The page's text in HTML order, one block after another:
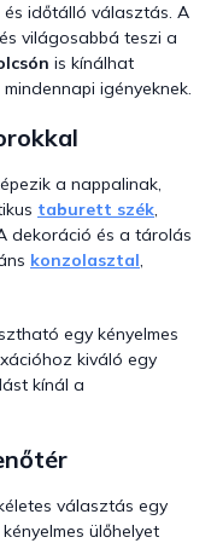
és időtálló választás. A
világosabbá teszi a
is kínálhat
igényeknek.
a nappalinak,
taburett szék,
dekoráció és a tárolás
konzolasztal,
egy kényelmes
kiváló egy
kínál a
választás egy
ülőhelyet